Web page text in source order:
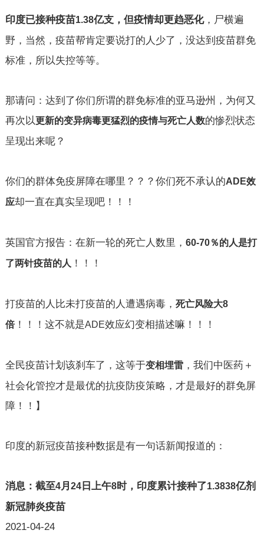
印度已接种疫苗1.38亿支，但疫情却更趋恶化，尸横遍
野，当然，疫苗帮肯定要说打的人少了，没达到疫苗群免
标准，所以失控等等。
那请问：达到了你们所谓的群免标准的亚马逊州，为何又
再次以更新的变异病毒更猛烈的疫情与死亡人数的惨烈状态
呈现出来呢？
你们的群体免疫屏障在哪里？？？你们死不承认的ADE效
应却一直在真实呈现吧！！！
英国官方报告：在新一轮的死亡人数里， 60-70％的人是打
了两针疫苗的人 ！！！
打疫苗的人比未打疫苗的人遭遇病毒， 死亡风险大8
倍！！！这不就是ADE效应幻变相描述嘛！！！
全民疫苗计划该刹车了，这等于变相埋雷，我们中医药＋
社会化管控才是最优的抗疫防疫策略，才是最好的群免屏
障！！】
印度的新冠疫苗接种数据是有一句话新闻报道的：
消息：截至4月24日上午8时，印度累计接种了1.3838亿剂
新冠肺炎疫苗
2021-04-24